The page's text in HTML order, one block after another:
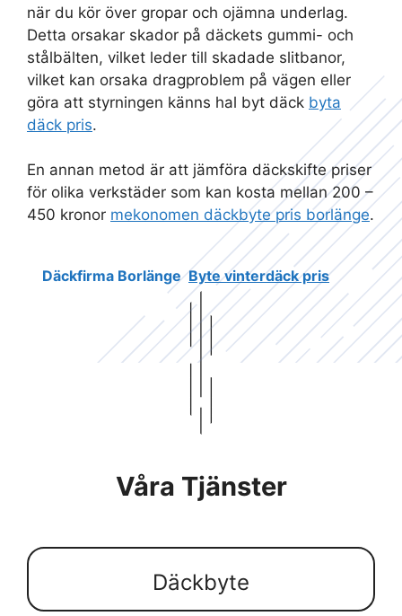
när du kör över gropar och ojämna underlag.
Detta orsakar skador på däckets gummi- och
stålbälten, vilket leder till skadade slitbanor,
vilket kan orsaka dragproblem på vägen eller
göra att styrningen känns hal byt däck byta
däck pris.
En annan metod är att jämföra däckskifte priser
för olika verkstäder som kan kosta mellan 200 –
450 kronor mekonomen däckbyte pris borlänge.
Däckfirma Borlänge Byte vinterdäck pris
Våra Tjänster
Däckbyte